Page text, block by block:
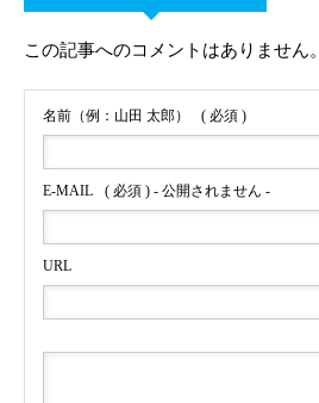
この記事へのコメントはありません。
名前（例：山田 太郎） ( 必須 )
E-MAIL ( 必須 ) - 公開されません -
URL